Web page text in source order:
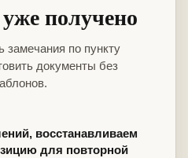
получено
замечания по пункту
документы без
восстанавливаем
для повторной